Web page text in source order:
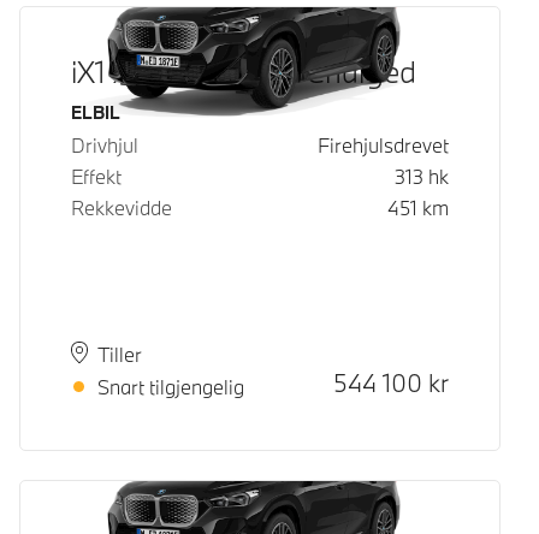
iX1 xDrive30 Fully Charged
Drivstoff
ELBIL
Drivhjul
Firehjulsdrevet
Effekt
313 hk
Rekkevidde
451 km
PlassTiller
Leveringstid
Snart tilgjengelig
Kontantpris
544 100 kr